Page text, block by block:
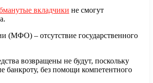
вкладчики не смогут
(МФО) – отсутствие государственного
возвращены не будут, поскольку
банкроту, без помощи компетентного